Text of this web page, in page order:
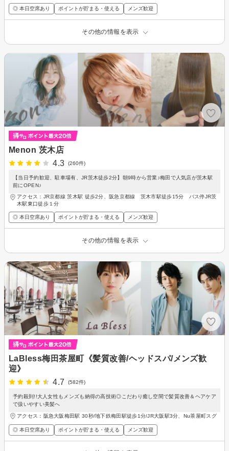
◎ 本日空席あり ポイントが貯まる・使える メンズ歓迎
その他の情報を表示
Menon 茨木店
4.3
(260件)
【当日予約歓迎、駐車場有、JR茨木徒歩2分】朝9時から営業♪梅田で人気店が茨木駅
前にOPEN♪
アクセス：JR京都線 茨木駅 徒歩2分、阪急京都線 茨木市駅徒歩15分 バス停JR茨
木駅東口徒歩１分
◎ 本日空席あり ポイントが貯まる・使える メンズ歓迎
その他の情報を表示
LaBless梅田茶屋町《髪質改善/ヘッドスパ/メンズ歓
迎》
4.7
(582件)
予約殺到!!大人女性もメンズも納得の高技術◎こだわり癒し空間で髪質改善＆ヘアケア
で扱いやすい美髪へ
アクセス：阪急大阪梅田駅 30秒/地下鉄梅田駅徒歩1分/JR大阪駅3分、Nu茶屋町スグ
◎ 本日空席あり ポイントが貯まる・使える メンズ歓迎